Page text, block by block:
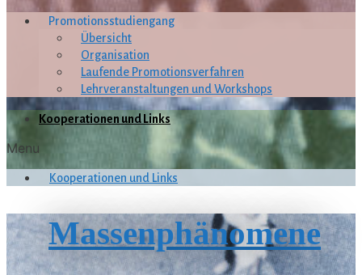
Promotionsstudiengang
Übersicht
Organisation
Laufende Promotionsverfahren
Lehrveranstaltungen und Workshops
Kooperationen und Links
Menu
Kooperationen und Links
Massenphänomene